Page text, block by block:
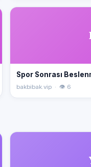
Spor Sonrası
bakbibak.vip · 👁 6